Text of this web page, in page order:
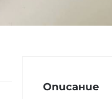
Описание